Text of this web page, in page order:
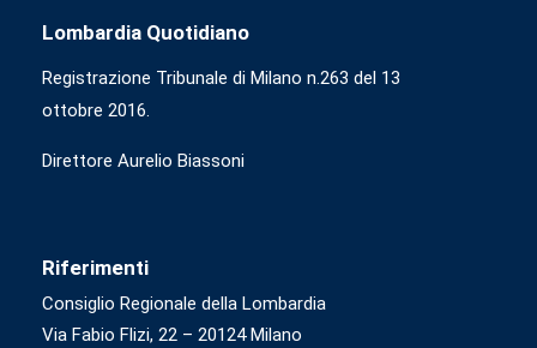
Lombardia Quotidiano
Registrazione Tribunale di Milano n.263 del 13
ottobre 2016.
Direttore Aurelio Biassoni
Riferimenti
Consiglio Regionale della Lombardia
Via Fabio Flizi, 22 – 20124 Milano